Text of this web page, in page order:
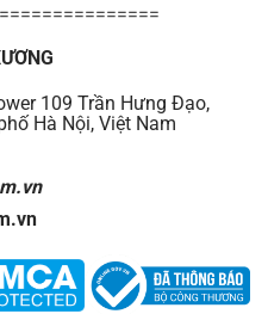
109 Trần Hưng Đạo,
Hà Nội, Việt Nam